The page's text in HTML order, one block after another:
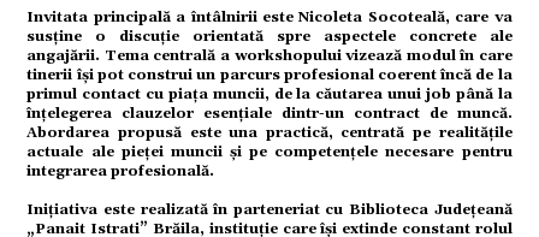
Invitata principală a întâlnirii este Nicoleta Socoteală, care va
susține o discuție orientată spre aspectele concrete ale
angajării. Tema centrală a workshopului vizează modul în care
tinerii își pot construi un parcurs profesional coerent încă de la
primul contact cu piața muncii, de la căutarea unui job până la
înțelegerea clauzelor esențiale dintr-un contract de muncă.
Abordarea propusă este una practică, centrată pe realitățile
actuale ale pieței muncii și pe competențele necesare pentru
integrarea profesională.
Inițiativa este realizată în parteneriat cu Biblioteca Județeană
„Panait Istrati” Brăila, instituție care își extinde constant rolul